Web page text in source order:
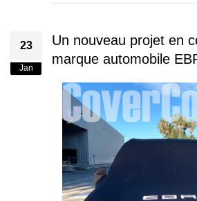
23
Jan
Un nouveau projet en
marque automobile